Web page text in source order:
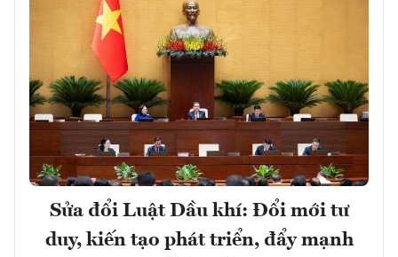
Sửa đổi Luật Dầu khí: Đổi mới tư
duy, kiến tạo phát triển, đẩy mạnh